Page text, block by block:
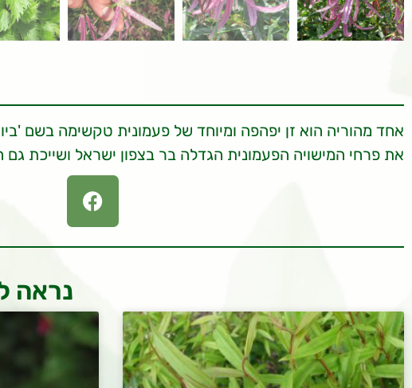
אחד מהוריה הוא זן יפהפה ומיוחד של פעמונית טקשימה בשם
את פרחי המישויה הפעמונית הגדלה בר בצפון ישראל ושייכת
נראה